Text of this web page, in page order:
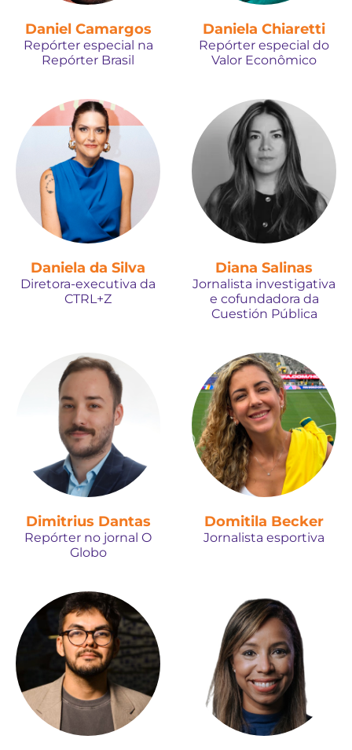
Daniel Camargos
Repórter especial na
Repórter Brasil
Daniela Chiaretti
Repórter especial do
Valor Econômico
Daniela da Silva
Diretora-executiva da
CTRL+Z
Diana Salinas
Jornalista investigativa
e cofundadora da
Cuestión Pública
Dimitrius Dantas
Repórter no jornal O
Globo
Domitila Becker
Jornalista esportiva